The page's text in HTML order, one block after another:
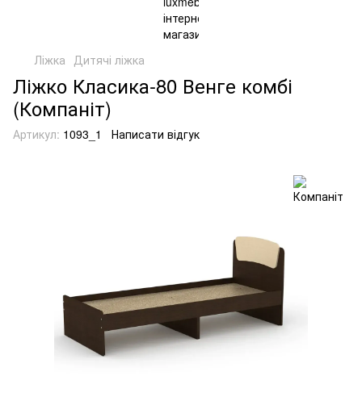
Ліжка Дитячі ліжка
Ліжко Класика-80 Венге комбі
(Компаніт)
Артикул: 1093_1 Написати відгук